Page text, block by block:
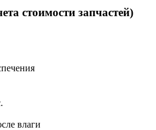
стоимости запчастей)
влаги